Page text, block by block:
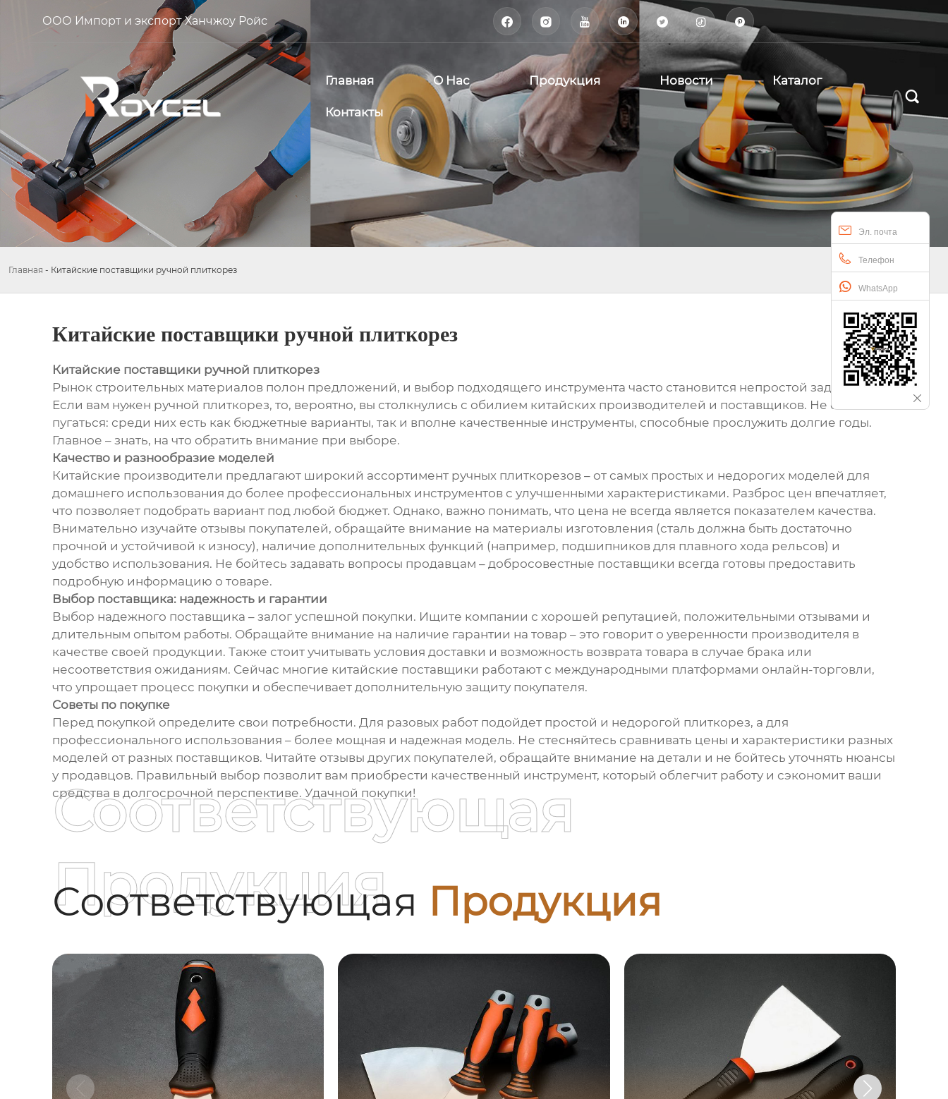
ООО Импорт и экспорт Ханчжоу Ройс       
Главная О Нас Продукция Новости Каталог
Контакты

Эл. почта
Телефон
WhatsApp
Главная - Китайские поставщики ручной плиткорез
Китайские поставщики ручной плиткорез
Китайские поставщики ручной плиткорез
Рынок строительных материалов полон предложений, и выбор подходящего инструмента часто становится непростой задачей.
Если вам нужен ручной плиткорез, то, вероятно, вы столкнулись с обилием китайских производителей и поставщиков. Не стоит
пугаться: среди них есть как бюджетные варианты, так и вполне качественные инструменты, способные прослужить долгие годы.
Главное – знать, на что обратить внимание при выборе.
Качество и разнообразие моделей
Китайские производители предлагают широкий ассортимент ручных плиткорезов – от самых простых и недорогих моделей для
домашнего использования до более профессиональных инструментов с улучшенными характеристиками. Разброс цен впечатляет,
что позволяет подобрать вариант под любой бюджет. Однако, важно понимать, что цена не всегда является показателем качества.
Внимательно изучайте отзывы покупателей, обращайте внимание на материалы изготовления (сталь должна быть достаточно
прочной и устойчивой к износу), наличие дополнительных функций (например, подшипников для плавного хода рельсов) и
удобство использования. Не бойтесь задавать вопросы продавцам – добросовестные поставщики всегда готовы предоставить
подробную информацию о товаре.
Выбор поставщика: надежность и гарантии
Выбор надежного поставщика – залог успешной покупки. Ищите компании с хорошей репутацией, положительными отзывами и
длительным опытом работы. Обращайте внимание на наличие гарантии на товар – это говорит о уверенности производителя в
качестве своей продукции. Также стоит учитывать условия доставки и возможность возврата товара в случае брака или
несоответствия ожиданиям. Сейчас многие китайские поставщики работают с международными платформами онлайн-торговли,
что упрощает процесс покупки и обеспечивает дополнительную защиту покупателя.
Советы по покупке
Перед покупкой определите свои потребности. Для разовых работ подойдет простой и недорогой плиткорез, а для
профессионального использования – более мощная и надежная модель. Не стесняйтесь сравнивать цены и характеристики разных
моделей от разных поставщиков. Читайте отзывы других покупателей, обращайте внимание на детали и не бойтесь уточнять нюансы
у продавцов. Правильный выбор позволит вам приобрести качественный инструмент, который облегчит работу и сэкономит ваши
средства в долгосрочной перспективе. Удачной покупки!
Соответствующая Продукция
Соответствующая
Продукция